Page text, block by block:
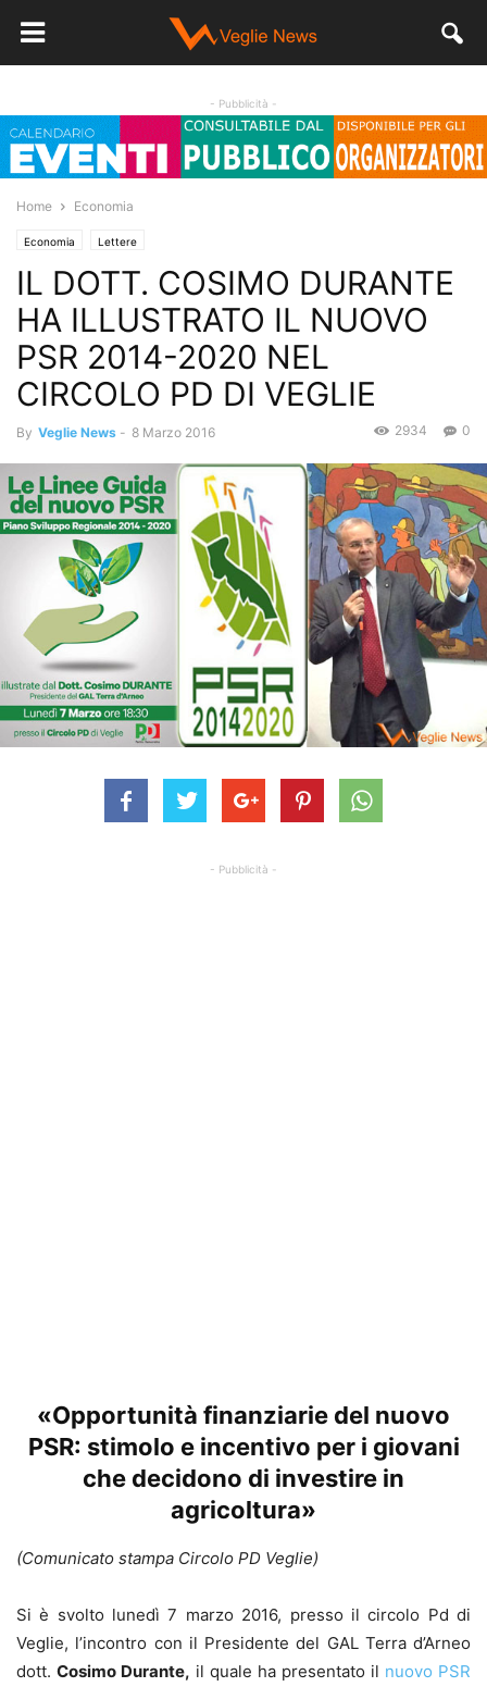
- Pubblicità -
Home Economia
Economia Lettere
IL DOTT. COSIMO DURANTE
HA ILLUSTRATO IL NUOVO
PSR 2014-2020 NEL
CIRCOLO PD DI VEGLIE
By Veglie News - 8 Marzo 2016 0
2934
- Pubblicità -
«Opportunità finanziarie del nuovo
PSR: stimolo e incentivo per i giovani
che decidono di investire in
agricoltura»
(Comunicato stampa Circolo PD Veglie)
Si è svolto lunedì 7 marzo 2016, presso il circolo Pd di
Veglie, l’incontro con il Presidente del GAL Terra d’Arneo
dott. Cosimo Durante, il quale ha presentato il nuovo PSR